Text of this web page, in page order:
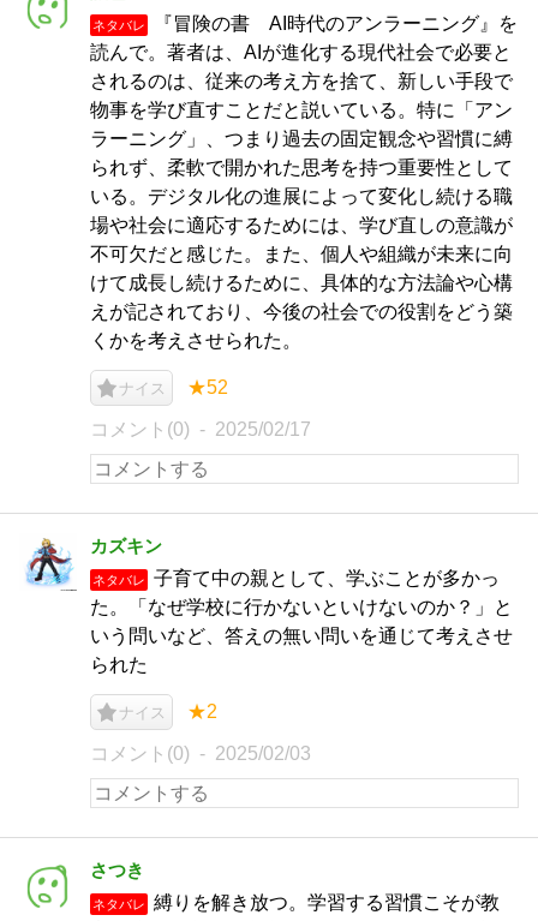
ネタバレ
『冒険の書 AI時代のアンラーニング』を
読んで。著者は、AIが進化する現代社会で必要と
されるのは、従来の考え方を捨て、新しい手段で
物事を学び直すことだと説いている。特に「アン
ラーニング」、つまり過去の固定観念や習慣に縛
られず、柔軟で開かれた思考を持つ重要性として
いる。デジタル化の進展によって変化し続ける職
場や社会に適応するためには、学び直しの意識が
不可欠だと感じた。また、個人や組織が未来に向
けて成長し続けるために、具体的な方法論や心構
えが記されており、今後の社会での役割をどう築
くかを考えさせられた。
ナイス ★52
コメント(0) 2025/02/17
カズキン
ネタバレ
子育て中の親として、学ぶことが多かっ
た。「なぜ学校に行かないといけないのか？」と
いう問いなど、答えの無い問いを通じて考えさせ
られた
ナイス ★2
コメント(0) 2025/02/03
さつき
ネタバレ
縛りを解き放つ。学習する習慣こそが教